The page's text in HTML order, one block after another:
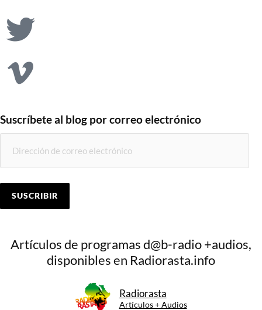
Suscríbete al blog por correo electrónico
SUSCRIBIR
Artículos de programas d@b-radio +audios,
disponibles en Radiorasta.info
Radiorasta
Artículos + Audios